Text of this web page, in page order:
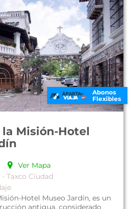
Abonos
Flexibles
hotel típico mexicano que se
"Ciudad de la Plata",
como Taxco; s...Ver más